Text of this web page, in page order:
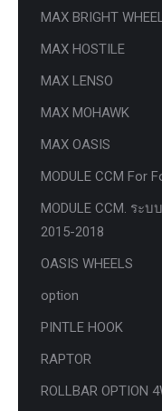
MAX BRIGHT
MAX HOSTILE
MAX LENSO
MAX MOHAWK
MAX OASIS
MODULE CCM For
MODULE CCM. ระ
2015-2018
OASIS WHEELS
option
PINTLE HOOK
RAPTOR
ROLLBAR OPTION